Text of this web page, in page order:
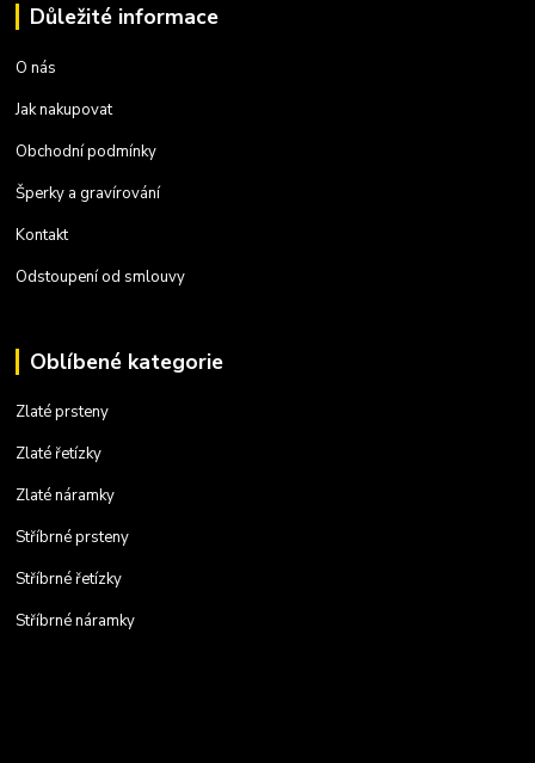
Důležité informace
O nás
Jak nakupovat
Obchodní podmínky
Šperky a gravírování
Kontakt
Odstoupení od smlouvy
Oblíbené kategorie
Zlaté prsteny
Zlaté řetízky
Zlaté náramky
Stříbrné prsteny
Stříbrné řetízky
Stříbrné náramky